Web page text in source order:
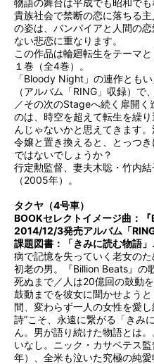
貴族社会で禁断の恋に落ちる
の姿は、バンパイアと人間の
ない悲恋に重なります。
この作品は輪廻転生をテーマ
１巻（全4巻）。
「Bloody Night」の連作とも
（アルバム「RING」収録）で
／その次のStageへ続く扉開く
のは、時空を超えて転生を繰
んじゃないかと思えてきます
令嬢と置き換えると、とっつ
ではないでしょうか？
行定勲監督、妻夫木聡・竹内
（2005年）。
タクヤ（4号車）
BOOKセレクトイメージ曲：『
2014/12/3発売アルバム「
課題図書：「きみに読む物語
病で記憶を失っていく老女の
初老の男。『Billion Beats』の
死ぬまで／人は20億回の鼓動
鼓動までを彼女に聞かせよう
間、変わらず一人の女性を愛
詩”こそ、永遠に繋がる「きみ
ん。男が語り続けた物語とは
いなし。ニック・カサベテス
年）、全米も泣いた究極の純愛